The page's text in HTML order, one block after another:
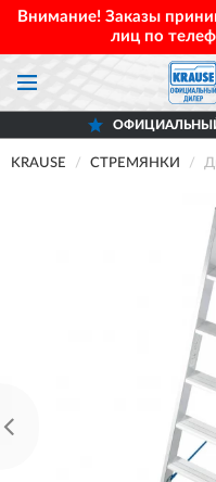
Внимание! Заказы
лиц по
KRAUSE СТРЕМЯНКИ